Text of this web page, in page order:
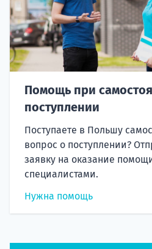
Помощь при
поступлении
Поступаете в Польшу
вопрос о поступлении?
заявку на оказание
специалистами.
Нужна помощь